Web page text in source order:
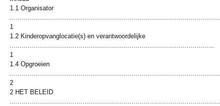
1.1 Organisator
1
1.2 Kinderopvanglocatie(s) en verantwoordelijke
1
1.4 Opgroeien
2
2 HET BELEID